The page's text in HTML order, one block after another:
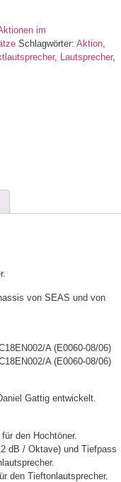
im
Schlagwörter: Aktion,
, Lautsprecher,
von SEAS und von
A (E0060-08/06)
A (E0060-08/06)
Gattig entwickelt.
den Hochtöner.
dB / Oktave) und Tiefpass
den Tieftonlautsprecher.